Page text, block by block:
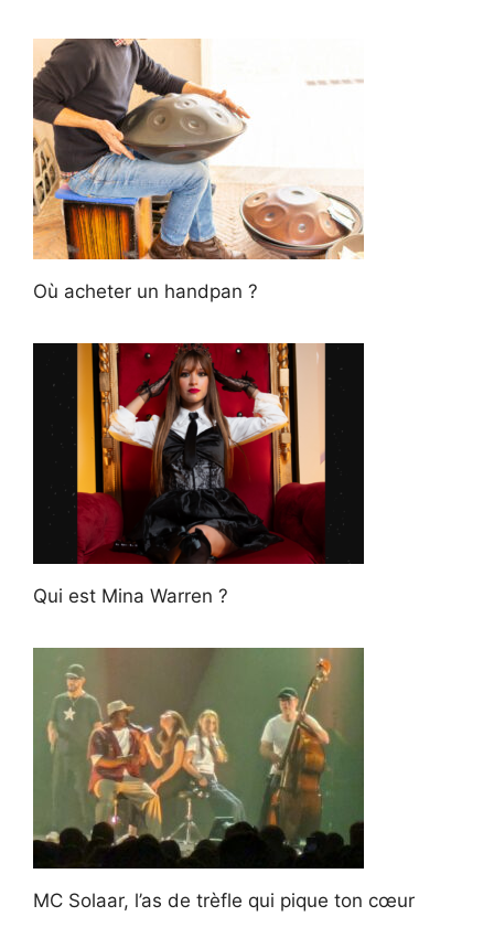
Où acheter un handpan ?
Qui est Mina Warren ?
MC Solaar, l’as de trèfle qui pique ton cœur